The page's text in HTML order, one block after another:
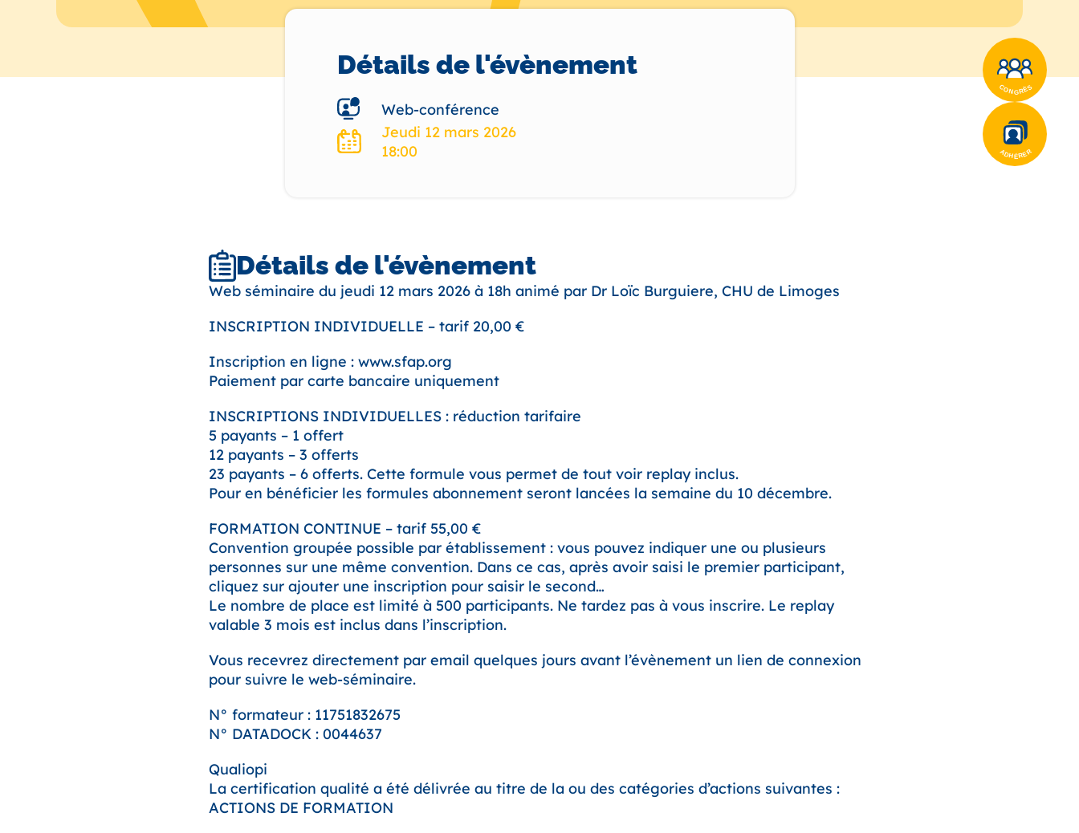
Détails de l'évènement
Web-conférence
Jeudi 12 mars 2026
18:00
Détails de l'évènement
Web séminaire du jeudi 12 mars 2026 à 18h animé par Dr Loïc Burguiere, CHU de Limoges
INSCRIPTION INDIVIDUELLE – tarif 20,00 €
Inscription en ligne : www.sfap.org
Paiement par carte bancaire uniquement
INSCRIPTIONS INDIVIDUELLES : réduction tarifaire
5 payants – 1 offert
12 payants – 3 offerts
23 payants – 6 offerts. Cette formule vous permet de tout voir replay inclus.
Pour en bénéficier les formules abonnement seront lancées la semaine du 10 décembre.
FORMATION CONTINUE – tarif 55,00 €
Convention groupée possible par établissement : vous pouvez indiquer une ou plusieurs
personnes sur une même convention. Dans ce cas, après avoir saisi le premier participant,
cliquez sur ajouter une inscription pour saisir le second…
Le nombre de place est limité à 500 participants. Ne tardez pas à vous inscrire. Le replay
valable 3 mois est inclus dans l’inscription.
Vous recevrez directement par email quelques jours avant l’évènement un lien de connexion
pour suivre le web-séminaire.
N° formateur : 11751832675
N° DATADOCK : 0044637
Qualiopi
La certification qualité a été délivrée au titre de la ou des catégories d’actions suivantes :
ACTIONS DE FORMATION